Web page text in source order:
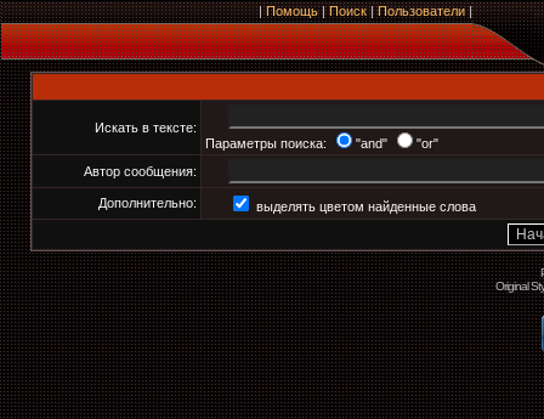
|Помощь|Поиск|Пользователи|
Искать в тексте:
Параметры поиска:
"and"
"or"
Автор сообщения:
Дополнительно: выделять цветом найденные слова
Original